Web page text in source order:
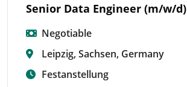
Senior Data Engineer (m/w/d)
Negotiable
Leipzig, Sachsen, Germany
Festanstellung